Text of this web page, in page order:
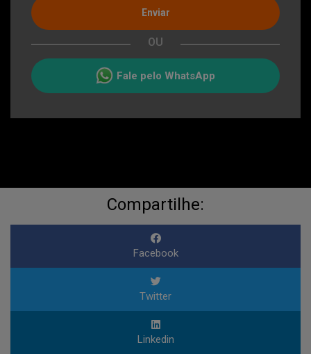
Enviar
OU
Fale pelo WhatsApp
Compartilhe:
Facebook
Twitter
Linkedin